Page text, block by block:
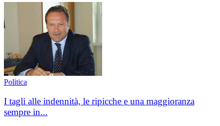
Politica
I tagli alle indennità, le ripicche e una maggioranza
sempre in...